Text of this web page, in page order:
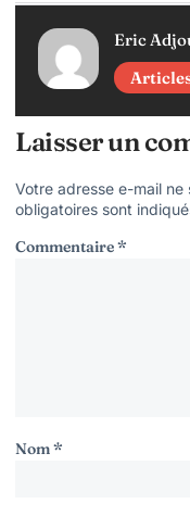
Eric
Laisser un
Votre adresse e-mail ne
obligatoires sont
Commentaire*
Nom*